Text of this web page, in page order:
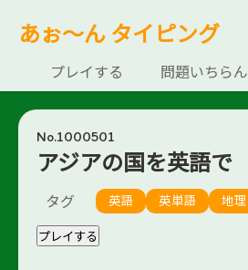
あぉ～ん タイピング
プレイする 問題いちらん
No.1000501
アジアの国を英語で
タグ 英語 英単語 地理
プレイする